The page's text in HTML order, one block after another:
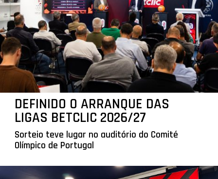
DEFINIDO O ARRANQUE DAS
LIGAS BETCLIC 2026/27
Sorteio teve lugar no auditório do Comité
Olímpico de Portugal